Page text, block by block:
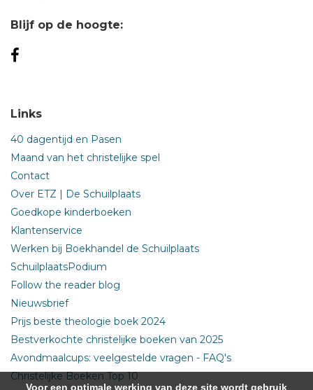
Blijf op de hoogte:
Links
40 dagentijd en Pasen
Maand van het christelijke spel
Contact
Over ETZ | De Schuilplaats
Goedkope kinderboeken
Klantenservice
Werken bij Boekhandel de Schuilplaats
SchuilplaatsPodium
Follow the reader blog
Nieuwsbrief
Prijs beste theologie boek 2024
Bestverkochte christelijke boeken van 2025
Avondmaalcups: veelgestelde vragen - FAQ's
Christelijke Boeken Top 10
Voor een optimale werking van deze site wordt gebruik